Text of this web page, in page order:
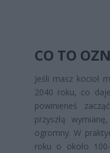
CO TO
Jeśli masz kocioł
2040 roku, co
powinieneś
przyszłą
ogromny. W
roku o około